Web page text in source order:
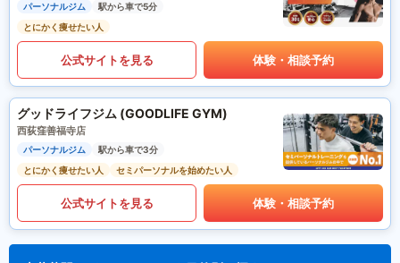
パーソナルジム
駅から車で5分
とにかく痩せたい人
公式サイトを見る 体験・相談予約
グッドライフジム (GOODLIFE GYM)
西荻窪善福寺店
パーソナルジム
駅から車で3分
とにかく痩せたい人
セミパーソナルを始めたい人
公式サイトを見る 体験・相談予約